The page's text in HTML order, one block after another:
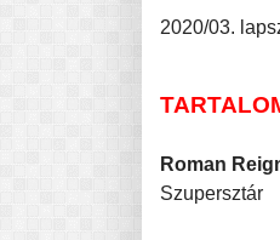
2020/03.
Roman
Szupersztár